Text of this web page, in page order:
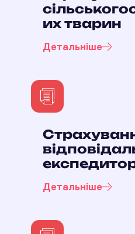
их тварин
Детальніше
Детальніше